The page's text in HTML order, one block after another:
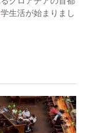
生活が始まりまし